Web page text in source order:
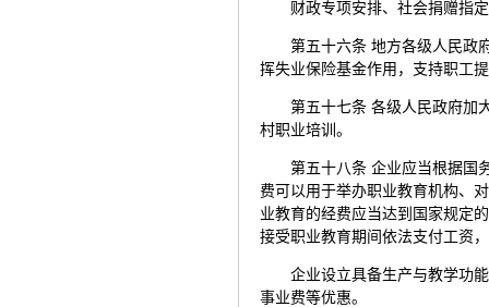
财政专项安排、社会捐赠指
第五十六条 地方各级人民政
挥失业保险基金作用，支持职工
第五十七条 各级人民政府加
村职业培训。
第五十八条 企业应当根据国
费可以用于举办职业教育机构、
业教育的经费应当达到国家规定
接受职业教育期间依法支付工资
企业设立具备生产与教学功
事业费等优惠。